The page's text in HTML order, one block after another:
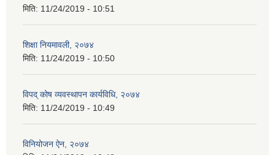
मिति: 11/24/2019 - 10:51
शिक्षा नियमावली, २०७४
मिति: 11/24/2019 - 10:50
विपद् कोष व्यवस्थापन कार्यविधि, २०७४
मिति: 11/24/2019 - 10:49
विनियोजन ऐन, २०७४